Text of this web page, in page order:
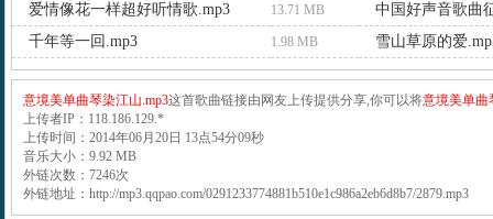
爱情像花一样超好听情歌.mp3
13.71 MB
中国好声音歌曲
千年等一回.mp3
1.98 MB 雪山草原的爱
意境美单曲琴染江山.mp3这首歌曲链接由网友上传提供分享,你可以将意境美单曲
上传者IP：118.186.129.*
上传时间：2014年06月20日 13点54分09秒
音乐大小：9.92 MB
外链次数：7246次
外链地址：http://mp3.qqpao.com/0291233774881b510e1c986a2eb6d8b7/2879.mp3